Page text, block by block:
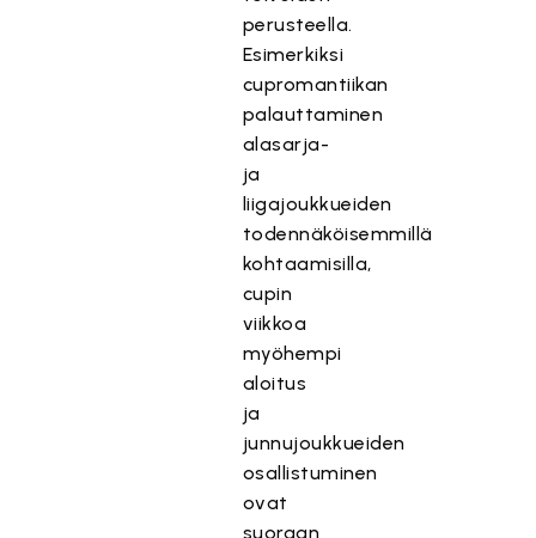
perusteella.
Esimerkiksi
cupromantiikan
palauttaminen
alasarja-
ja
liigajoukkueiden
todennäköisemmillä
kohtaamisilla,
cupin
viikkoa
myöhempi
aloitus
ja
junnujoukkueiden
osallistuminen
ovat
suoraan